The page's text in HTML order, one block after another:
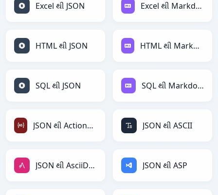
Excel થી JSON Excel થી Markdown
HTML થી JSON HTML થી Markdown
SQL થી JSON SQL થી Markdown
JSON થી ActionScript JSON થી ASCII
JSON થી AsciiDoc JSON થી ASP